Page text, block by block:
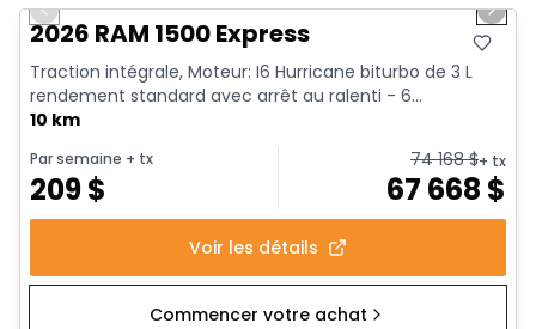
Previous slide Next
2026 RAM 1500 Express
Traction intégrale, Moteur: I6 Hurricane biturbo de 3 L
rendement standard avec arrêt au ralenti - 6...
10 km
Par semaine + tx
209$
74 168$+ tx
67 668 $
Voir les détails
Commencer votre achat